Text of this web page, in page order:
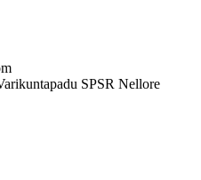
SPSR Nellore